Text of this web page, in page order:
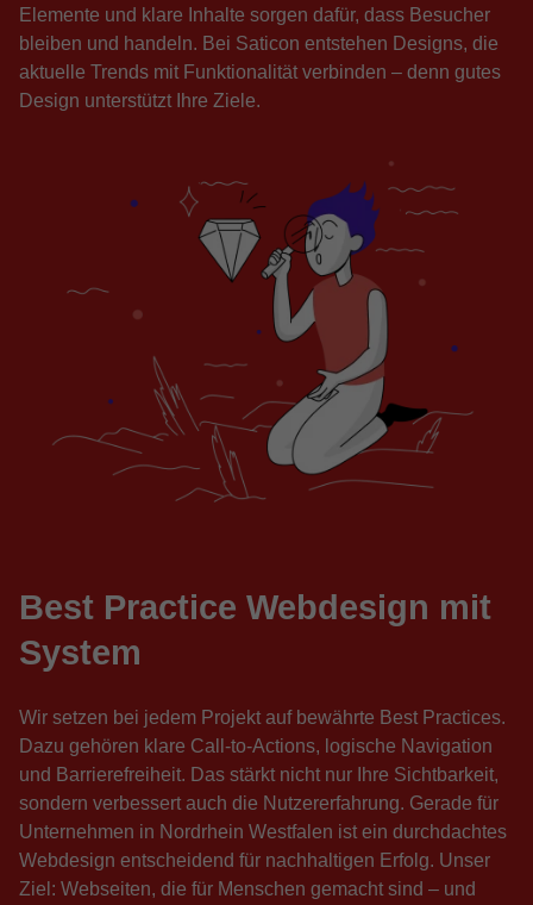
Elemente und klare Inhalte sorgen dafür, dass Besucher
bleiben und handeln. Bei Saticon entstehen Designs, die
aktuelle Trends mit Funktionalität verbinden – denn gutes
Design unterstützt Ihre Ziele.
Best Practice Webdesign mit
System
Wir setzen bei jedem Projekt auf bewährte Best Practices.
Dazu gehören klare Call-to-Actions, logische Navigation
und Barrierefreiheit. Das stärkt nicht nur Ihre Sichtbarkeit,
sondern verbessert auch die Nutzererfahrung. Gerade für
Unternehmen in Nordrhein Westfalen ist ein durchdachtes
Webdesign entscheidend für nachhaltigen Erfolg. Unser
Ziel: Webseiten, die für Menschen gemacht sind – und